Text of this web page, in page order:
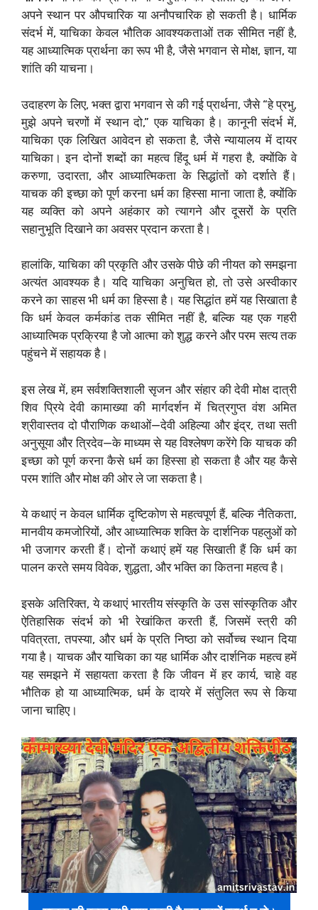
अपने स्थान पर औपचारिक या अनौपचारिक हो सकती है। धार्मिक
संदर्भ में, याचिका केवल भौतिक आवश्यकताओं तक सीमित नहीं है,
यह आध्यात्मिक प्रार्थना का रूप भी है, जैसे भगवान से मोक्ष, ज्ञान, या
शांति की याचना।
उदाहरण के लिए, भक्त द्वारा भगवान से की गई प्रार्थना, जैसे “हे प्रभु,
मुझे अपने चरणों में स्थान दो,” एक याचिका है। कानूनी संदर्भ में,
याचिका एक लिखित आवेदन हो सकता है, जैसे न्यायालय में दायर
याचिका। इन दोनों शब्दों का महत्व हिंदू धर्म में गहरा है, क्योंकि वे
करुणा, उदारता, और आध्यात्मिकता के सिद्धांतों को दर्शाते हैं।
याचक की इच्छा को पूर्ण करना धर्म का हिस्सा माना जाता है, क्योंकि
यह व्यक्ति को अपने अहंकार को त्यागने और दूसरों के प्रति
सहानुभूति दिखाने का अवसर प्रदान करता है।
हालांकि, याचिका की प्रकृति और उसके पीछे की नीयत को समझना
अत्यंत आवश्यक है। यदि याचिका अनुचित हो, तो उसे अस्वीकार
करने का साहस भी धर्म का हिस्सा है। यह सिद्धांत हमें यह सिखाता है
कि धर्म केवल कर्मकांड तक सीमित नहीं है, बल्कि यह एक गहरी
आध्यात्मिक प्रक्रिया है जो आत्मा को शुद्ध करने और परम सत्य तक
पहुंचने में सहायक है।
इस लेख में, हम सर्वशक्तिशाली सृजन और संहार की देवी मोक्ष दात्री
शिव प्रिये देवी कामाख्या की मार्गदर्शन में चित्रगुप्त वंश अमित
श्रीवास्तव दो पौराणिक कथाओं—देवी अहिल्या और इंद्र, तथा सती
अनुसूया और त्रिदेव—के माध्यम से यह विश्लेषण करेंगे कि याचक की
इच्छा को पूर्ण करना कैसे धर्म का हिस्सा हो सकता है और यह कैसे
परम शांति और मोक्ष की ओर ले जा सकता है।
ये कथाएं न केवल धार्मिक दृष्टिकोण से महत्वपूर्ण हैं, बल्कि नैतिकता,
मानवीय कमजोरियों, और आध्यात्मिक शक्ति के दार्शनिक पहलुओं को
भी उजागर करती हैं। दोनों कथाएं हमें यह सिखाती हैं कि धर्म का
पालन करते समय विवेक, शुद्धता, और भक्ति का कितना महत्व है।
इसके अतिरिक्त, ये कथाएं भारतीय संस्कृति के उस सांस्कृतिक और
ऐतिहासिक संदर्भ को भी रेखांकित करती हैं, जिसमें स्त्री की
पवित्रता, तपस्या, और धर्म के प्रति निष्ठा को सर्वोच्च स्थान दिया
गया है। याचक और याचिका का यह धार्मिक और दार्शनिक महत्व हमें
यह समझने में सहायता करता है कि जीवन में हर कार्य, चाहे वह
भौतिक हो या आध्यात्मिक, धर्म के दायरे में संतुलित रूप से किया
जाना चाहिए।